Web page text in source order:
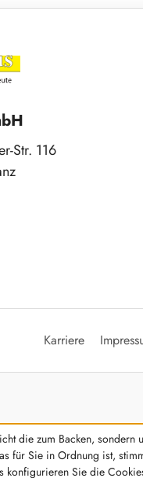
Str. 116
Karriere
die zum Backen, sondern
für Sie in Ordnung ist,
konfigurieren Sie die